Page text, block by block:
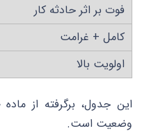
فوت بر اثر حادثه کار
کامل + غرامت
اولویت بالا
وضعیت است.